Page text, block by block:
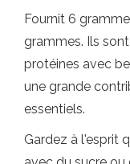
Fournit 6
grammes. Ils
protéines avec
une grande
essentiels.
Gardez à l'esprit